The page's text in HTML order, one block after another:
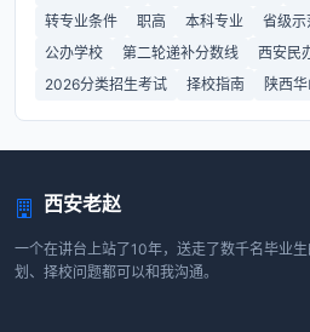
转专业条件
职高 本科专业 省级示
公办学校
第二轮递补分数线 西安民
2026分类招生考试
择校指南 陕西
西安老赵
一个在讲台上站了10年，送走了数千名毕业
划、择校问题都可以和我沟通。